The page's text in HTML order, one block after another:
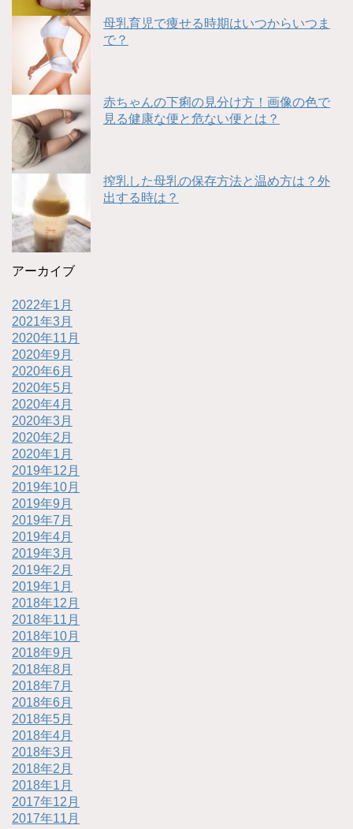
母乳育児で痩せる時期はいつからいつま
で？
赤ちゃんの下痢の見分け方！画像の色で
見る健康な便と危ない便とは？
搾乳した母乳の保存方法と温め方は？外
出する時は？
アーカイブ
2022年1月
2021年3月
2020年11月
2020年9月
2020年6月
2020年5月
2020年4月
2020年3月
2020年2月
2020年1月
2019年12月
2019年10月
2019年9月
2019年7月
2019年4月
2019年3月
2019年2月
2019年1月
2018年12月
2018年11月
2018年10月
2018年9月
2018年8月
2018年7月
2018年6月
2018年5月
2018年4月
2018年3月
2018年2月
2018年1月
2017年12月
2017年11月